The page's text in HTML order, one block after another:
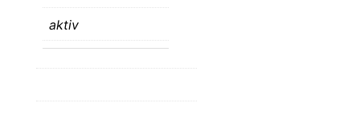
aktiv